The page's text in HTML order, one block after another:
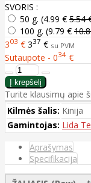
SVORIS :
50 g. (4.99 € 5.54
100 g. (9.79 €
303 € 337 € su PVM
Sutaupote - 034 €
Turite klausimų apie
Kilmės šalis: Kinija
Gamintojas: Lida
Aprašymas
Specifikacija